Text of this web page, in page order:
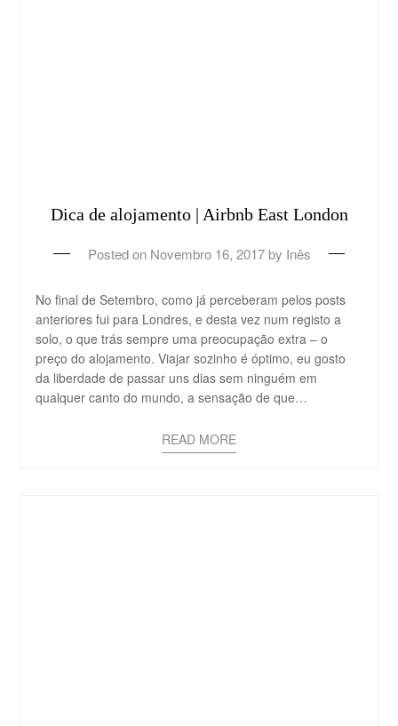
Dica de alojamento | Airbnb East London
Posted on Novembro 16, 2017by Inês
No final de Setembro, como já perceberam pelos posts
anteriores fui para Londres, e desta vez num registo a
solo, o que trás sempre uma preocupação extra – o
preço do alojamento. Viajar sozinho é óptimo, eu gosto
da liberdade de passar uns dias sem ninguém em
qualquer canto do mundo, a sensação de que…
READ MORE